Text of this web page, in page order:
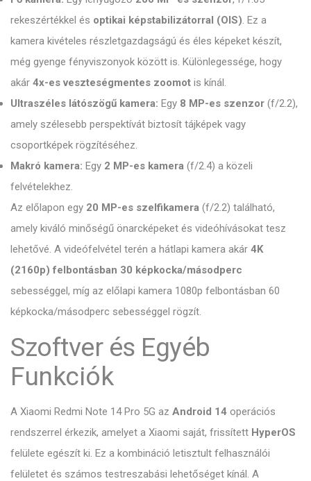
rekeszértékkel és optikai képstabilizátorral (OIS). Ez a
kamera kivételes részletgazdagságú és éles képeket készít,
még gyenge fényviszonyok között is. Különlegessége, hogy
akár 4x-es veszteségmentes zoomot is kínál.
Ultraszéles látószögű kamera: Egy 8 MP-es szenzor (f/2.2),
amely szélesebb perspektívát biztosít tájképek vagy
csoportképek rögzítéséhez.
Makró kamera: Egy 2 MP-es kamera (f/2.4) a közeli
felvételekhez.
Az előlapon egy 20 MP-es szelfikamera (f/2.2) található,
amely kiváló minőségű önarcképeket és videóhívásokat tesz
lehetővé. A videófelvétel terén a hátlapi kamera akár 4K
(2160p) felbontásban 30 képkocka/másodperc
sebességgel, míg az előlapi kamera 1080p felbontásban 60
képkocka/másodperc sebességgel rögzít.
Szoftver és Egyéb
Funkciók
A Xiaomi Redmi Note 14 Pro 5G az Android 14 operációs
rendszerrel érkezik, amelyet a Xiaomi saját, frissített HyperOS
felülete egészít ki. Ez a kombináció letisztult felhasználói
felületet és számos testreszabási lehetőséget kínál. A